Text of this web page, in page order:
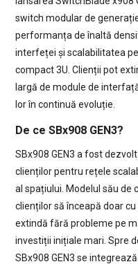
switch modular de
performanța de înaltă
interfeței și scalabilitatea
compact 3U. Clienții pot
largă de module de
lor în continuă evoluție.
De ce SBx908 GEN3?
SBx908 GEN3 a fost
clienților pentru rețele
al spațiului. Modelul său de
clienților să înceapă doar
extindă fără probleme pe
investiții inițiale mari. Spre
SBx908 GEN3 se